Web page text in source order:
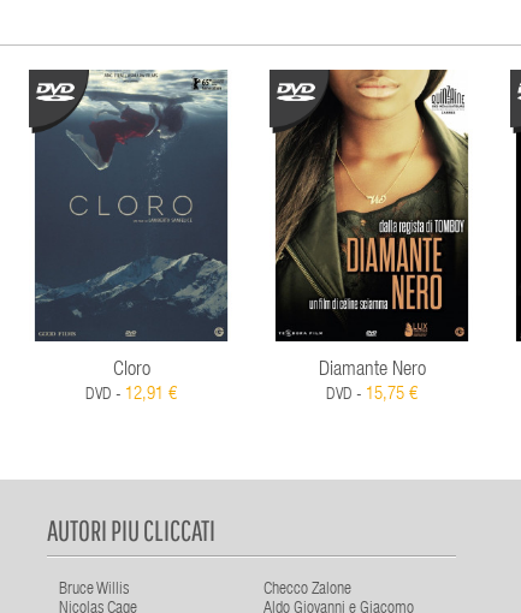
Cloro
DVD - 12,91 €
Diamante Nero
DVD - 15,75 €
AUTORI PIU CLICCATI
Bruce Willis
Checco Zalone